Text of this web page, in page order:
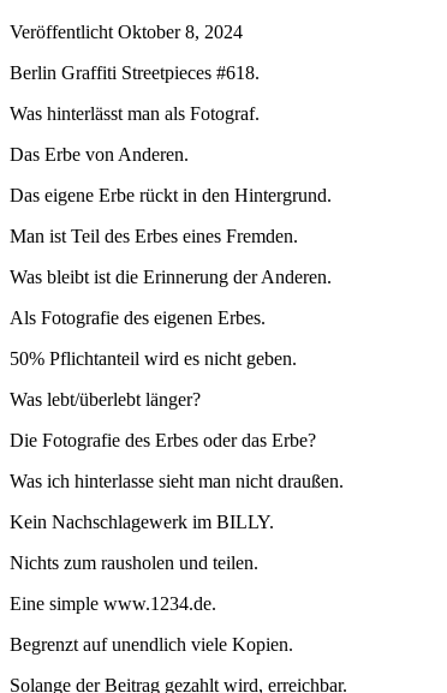
Veröffentlicht Oktober 8, 2024
Berlin Graffiti Streetpieces #618.
Was hinterlässt man als Fotograf.
Das Erbe von Anderen.
Das eigene Erbe rückt in den Hintergrund.
Man ist Teil des Erbes eines Fremden.
Was bleibt ist die Erinnerung der Anderen.
Als Fotografie des eigenen Erbes.
50% Pflichtanteil wird es nicht geben.
Was lebt/überlebt länger?
Die Fotografie des Erbes oder das Erbe?
Was ich hinterlasse sieht man nicht draußen.
Kein Nachschlagewerk im BILLY.
Nichts zum rausholen und teilen.
Eine simple www.1234.de.
Begrenzt auf unendlich viele Kopien.
Solange der Beitrag gezahlt wird, erreichbar.